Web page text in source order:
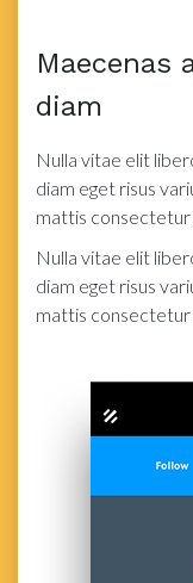
Maecenas
diam
Nulla vitae elit
diam eget risus
mattis consectetur
Nulla vitae elit
diam eget risus
mattis consectetur